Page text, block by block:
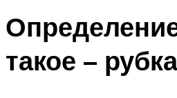
такое –